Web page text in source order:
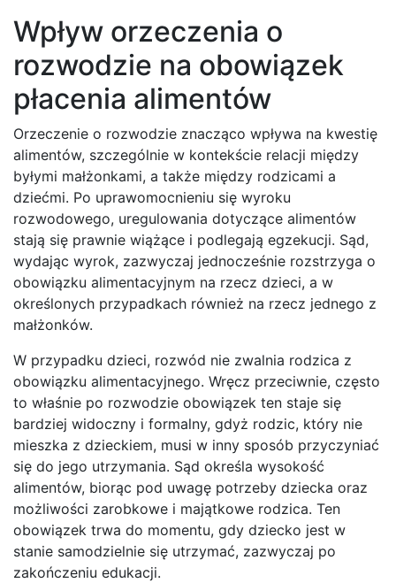
Wpływ orzeczenia o
rozwodzie na obowiązek
płacenia alimentów
Orzeczenie o rozwodzie znacząco wpływa na kwestię
alimentów, szczególnie w kontekście relacji między
byłymi małżonkami, a także między rodzicami a
dziećmi. Po uprawomocnieniu się wyroku
rozwodowego, uregulowania dotyczące alimentów
stają się prawnie wiążące i podlegają egzekucji. Sąd,
wydając wyrok, zazwyczaj jednocześnie rozstrzyga o
obowiązku alimentacyjnym na rzecz dzieci, a w
określonych przypadkach również na rzecz jednego z
małżonków.
W przypadku dzieci, rozwód nie zwalnia rodzica z
obowiązku alimentacyjnego. Wręcz przeciwnie, często
to właśnie po rozwodzie obowiązek ten staje się
bardziej widoczny i formalny, gdyż rodzic, który nie
mieszka z dzieckiem, musi w inny sposób przyczyniać
się do jego utrzymania. Sąd określa wysokość
alimentów, biorąc pod uwagę potrzeby dziecka oraz
możliwości zarobkowe i majątkowe rodzica. Ten
obowiązek trwa do momentu, gdy dziecko jest w
stanie samodzielnie się utrzymać, zazwyczaj po
zakończeniu edukacji.